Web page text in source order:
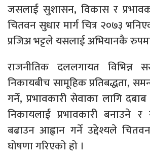
जसलाई सुशासन, विकास र
चितवन सुधार मार्ग चित्र २०७३
प्रजिअ भट्टले यसलाई अभियानकै
राजनीतिक दललगायत विभिन्न
निकायबीच सामूहिक प्रतिबद्धता,
गर्ने, प्रभावकारी सेवाका लागि
निकायलाई प्रभावकारी बनाउने र
बढाउन आह्वान गर्ने उद्देश्यले
घोषणा गरिएको हो ।